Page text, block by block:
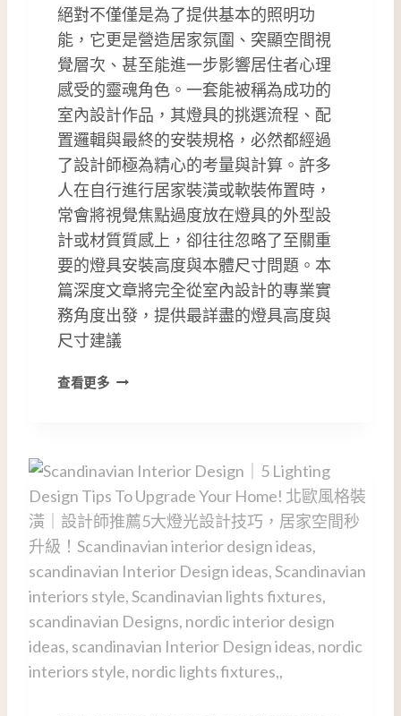
絕對不僅僅是為了提供基本的照明功
能，它更是營造居家氛圍、突顯空間視
覺層次、甚至能進一步影響居住者心理
感受的靈魂角色。一套能被稱為成功的
室內設計作品，其燈具的挑選流程、配
置邏輯與最終的安裝規格，必然都經過
了設計師極為精心的考量與計算。許多
人在自行進行居家裝潢或軟裝佈置時，
常會將視覺焦點過度放在燈具的外型設
計或材質質感上，卻往往忽略了至關重
要的燈具安裝高度與本體尺寸問題。本
篇深度文章將完全從室內設計的專業實
務角度出發，提供最詳盡的燈具高度與
尺寸建議
查看更多燈
尺
寸
如
何
？
設
計
師